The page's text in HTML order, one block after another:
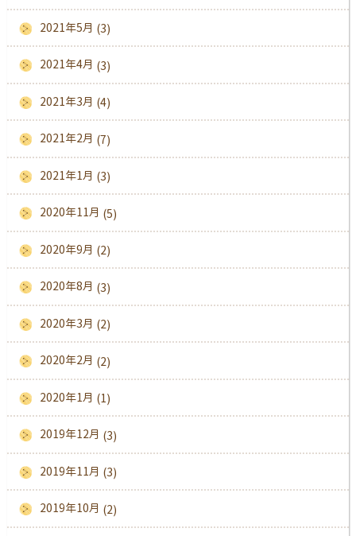
2021年5月 (3)
2021年4月 (3)
2021年3月 (4)
2021年2月 (7)
2021年1月 (3)
2020年11月 (5)
2020年9月 (2)
2020年8月 (3)
2020年3月 (2)
2020年2月 (2)
2020年1月 (1)
2019年12月 (3)
2019年11月 (3)
2019年10月 (2)